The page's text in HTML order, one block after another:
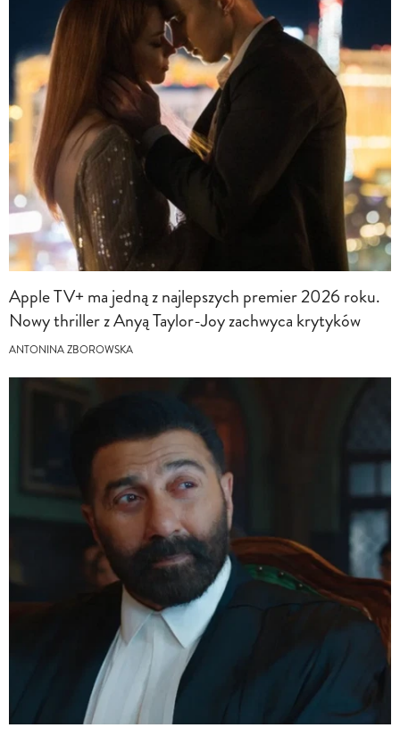
Apple TV+ ma jedną z najlepszych premier 2026 roku.
Nowy thriller z Anyą Taylor-Joy zachwyca krytyków
ANTONINA ZBOROWSKA